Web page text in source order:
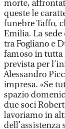
morte,
queste le
funebre Taffo,
Emilia. La
tra Fogliano e
famoso in tutta
prevista per
Alessandro
impresa. «Se
spazio
due soci
lavoriamo in